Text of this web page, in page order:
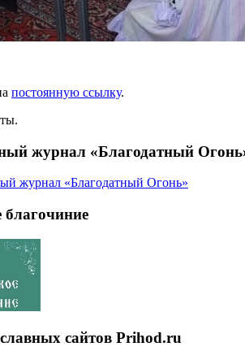
постоянную ссылку.
журнал «Благодатный
благочиние
сайтов Prihod.ru